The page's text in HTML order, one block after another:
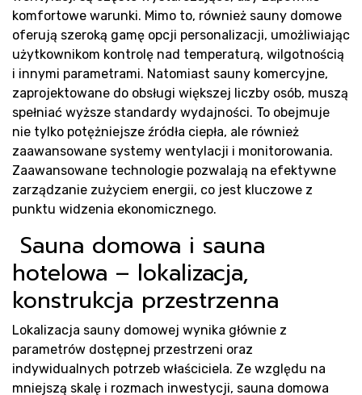
komfortowe warunki. Mimo to, również sauny domowe
oferują szeroką gamę opcji personalizacji, umożliwiając
użytkownikom kontrolę nad temperaturą, wilgotnością
i innymi parametrami. Natomiast sauny komercyjne,
zaprojektowane do obsługi większej liczby osób, muszą
spełniać wyższe standardy wydajności. To obejmuje
nie tylko potężniejsze źródła ciepła, ale również
zaawansowane systemy wentylacji i monitorowania.
Zaawansowane technologie pozwalają na efektywne
zarządzanie zużyciem energii, co jest kluczowe z
punktu widzenia ekonomicznego.
Sauna domowa i sauna
hotelowa – lokalizacja,
konstrukcja przestrzenna
Lokalizacja sauny domowej wynika głównie z
parametrów dostępnej przestrzeni oraz
indywidualnych potrzeb właściciela. Ze względu na
mniejszą skalę i rozmach inwestycji, sauna domowa